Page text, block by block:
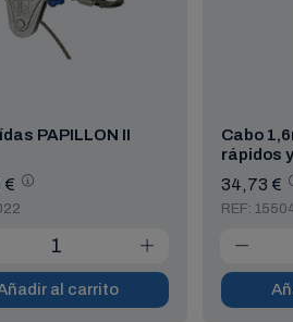
PAPILLON II
€
al carrito
Cabo
rápidos
34,73 €
REF: